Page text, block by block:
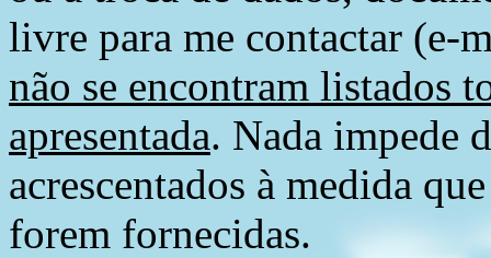
livre para me contactar (e-
não se encontram listados
apresentada. Nada impede
acrescentados à medida
forem fornecidas.